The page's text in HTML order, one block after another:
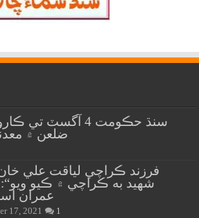
سنڌ حڪومت 4 آگسٽ
ضلعن ۾
شهيد به ڪراچي ۾ ڪيو ويو“:
عمران
17, 2021 1